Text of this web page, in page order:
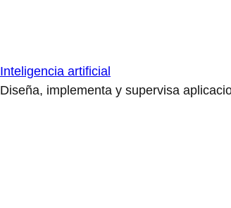
Inteligencia artificial
Diseña, implementa y supervisa